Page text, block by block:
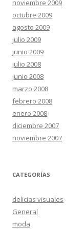
noviembre 2009
octubre 2009
agosto 2009
julio 2009
junio 2009
julio 2008
junio 2008
marzo 2008
febrero 2008
enero 2008
diciembre 2007
noviembre 2007
CATEGORÍAS
delicias visuales
General
moda